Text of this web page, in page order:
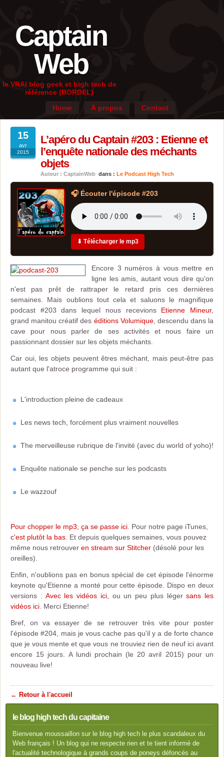
Captain
Web
le VRAI blog geek et high tech de
référence (BORDEL)
Home
À propos Contact
15
avr
2015
L’apéro du Captain #203 : Etienne et
l’enquête nationale des méchants
objets
Auteur : CaptainWeb dans : Le Podcast High Tech
🎧 Écouter l'épisode #203
⬇ Télécharger le mp3
Encore 3 numéros à vous mettre en
ligne les amis, autant vous dire qu'on
n'est pas prêt de rattraper le retard pris ces dernières
semaines. Mais oublions tout cela et saluons le magnifique
podcast #203 dans lequel nous recevions Etienne Mineur,
grand manitou créatif des éditions Volumique, descendu dans la
cave pour nous parler de ses activités et nous faire un
passionnant dossier sur les objets méchants.
Car oui, les objets peuvent êtres méchant, mais peut-être pas
autant que l'atroce programme qui suit :
L'introduction pleine de cadeaux
Les news tech, forcément plus vraiment nouvelles
The merveilleuse rubrique de l'invité (avec du world of yoho)!
Enquête nationale se penche sur les podcasts
Le wazzouf
Pour chopper le mp3, ça se passe ici . Pour notre page iTunes,
c'est plutôt la bas . Et depuis quelques semaines, vous pouvez
même nous retrouver en stream sur Stitcher (désolé pour les
oreilles).
Enfin, n'oublions pas en bonus spécial de cet épisode l'énorme
keynote qu'Etienne a monté pour cette épisode. Dispo en deux
versions : Avec les vidéos ici, ou un peu plus légersans les
vidéos ici . Merci Etienne!
Bref, on va essayer de se retrouver très vite pour poster
l'épisode #204, mais je vous cache pas qu'il y a de forte chance
que je vous mente et que vous ne trouviez rien de neuf ici avant
encore 15 jours. A lundi prochain (le 20 avril 2015) pour un
nouveau live!
← Retour à l'accueil
le blog high tech du capitaine
Bienvenue moussaillon sur le blog high tech le plus scandaleux du
Web français ! Un blog qui ne respecte rien et te tient informé de
l'actualité technologique à grands coups de poneys défoncés au